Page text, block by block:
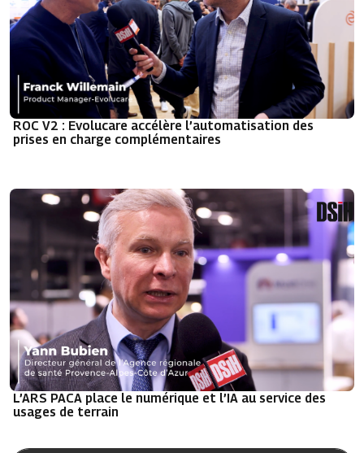
ROC V2 : Evolucare accélère l’automatisation des
prises en charge complémentaires
L’ARS PACA place le numérique et l’IA au service des
usages de terrain